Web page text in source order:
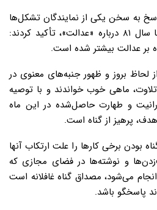
به سخن یکی از نمایندگان تشکل‌ها
درباره تفاوت دیدگاه ایشان با سال ۸۱ درباره «عدالت»، تأکید کردند:
بر عدالت بیشتر شده است.
لحاظ بروز و ظهور جنبه‌های معنوی در
ماهی خوب خواندند و با توصیه
و طهارت حاصل‌شده در این ماه
پرهیز از گناه است.
بودن برخی کارها را علت ارتکاب آنها
و نوشته‌ها در فضای مجازی که
می‌شود، مصداق گناه غافلانه است
پاسخگو باشد.